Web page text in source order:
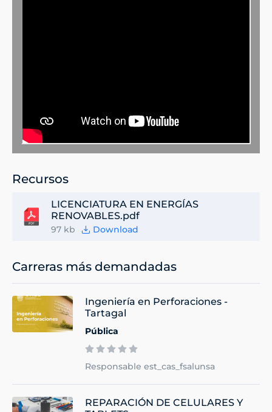
Recursos
LICENCIATURA EN ENERGÍAS
RENOVABLES.pdf
97 kb Download
Carreras más demandadas
Ingeniería en Perforaciones -
Tartagal
Pública
Responsable est_cas_fsalunsa
REPARACIÓN DE CELULARES Y